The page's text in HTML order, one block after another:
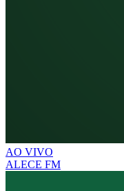
AO VIVO
ALECE FM